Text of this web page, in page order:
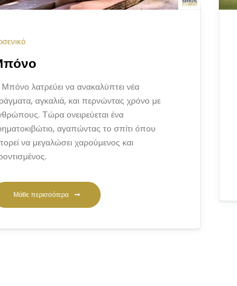
λατρεύει να ανακαλύπτει νέα
αγκαλιά, και περνώντας χρόνο με
Τώρα ονειρεύεται ένα
αγαπώντας το σπίτι όπου
να μεγαλώσει χαρούμενος και
Μάθε περισσότερα